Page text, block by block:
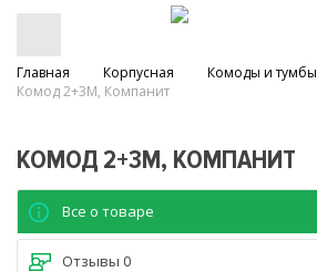
Главная Корпусная Комоды и тумбы
Комод 2+3М, Компанит
КОМОД 2+3М, КОМПАНИТ
Все о товаре
Отзывы 0